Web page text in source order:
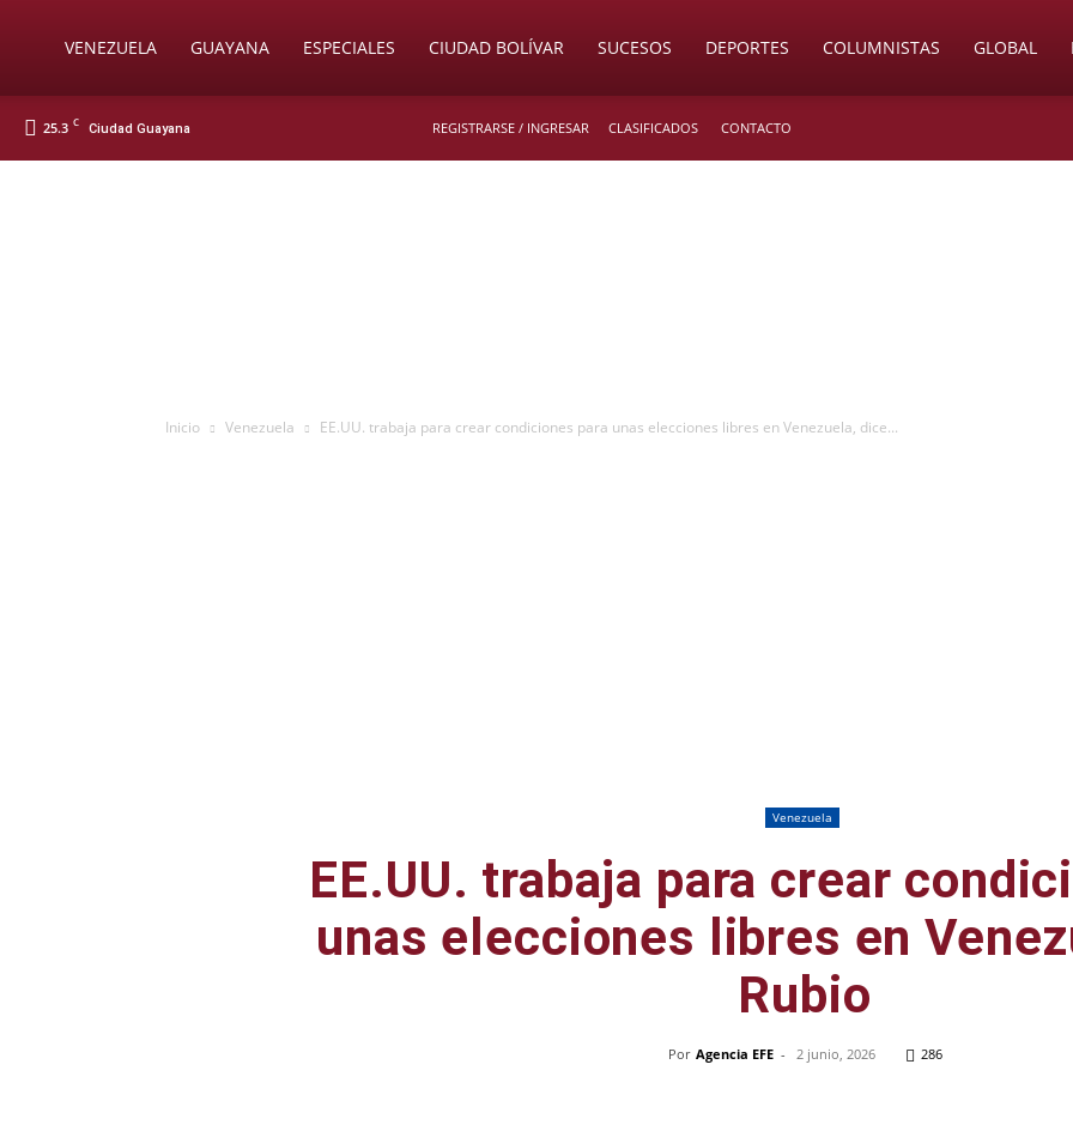
SoyVENEZUELA GUAYANA ESPECIALES CIUDAD BOLÍVAR SUCESOS DEPORTES COLUMNISTAS GLOBAL
25.3 C Ciudad Guayana REGISTRARSE / INGRESAR CLASIFICADOS CONTACTO
Inicio Venezuela EE.UU. trabaja para crear condiciones para unas elecciones libres en Venezuela, dice...
Venezuela
EE.UU. trabaja para crear
unas elecciones libres en
Rubio
Por Agencia EFE - 2 junio, 2026 286